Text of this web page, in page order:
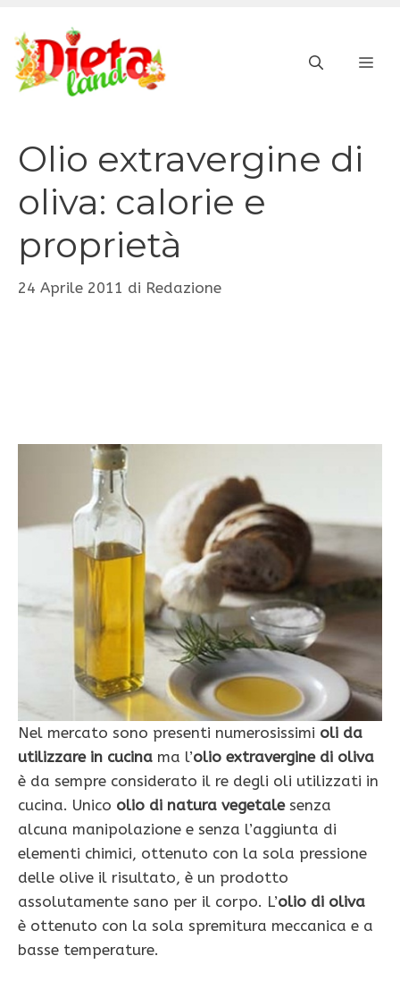
contenuto
Olio extravergine di
oliva: calorie e
proprietà
24 Aprile 2011 di Redazione
Nel mercato sono presenti numerosissimi oli da
utilizzare in cucina ma l’olio extravergine di oliva
è da sempre considerato il re degli oli utilizzati in
cucina. Unico olio di natura vegetalesenza
alcuna manipolazione e senza l’aggiunta di
elementi chimici, ottenuto con la sola pressione
delle olive il risultato, è un prodotto
assolutamente sano per il corpo. L’olio di oliva
è ottenuto con la sola spremitura meccanica e a
basse temperature.